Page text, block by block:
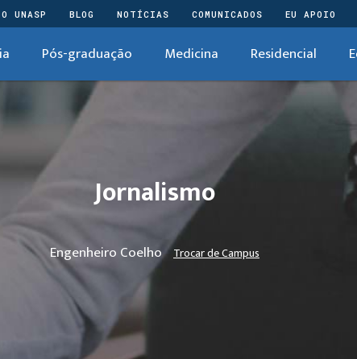
UNASP BLOG NOTÍCIAS COMUNICADOS EU APOIO
Pós-graduação Medicina Residencial
Jornalismo
Engenheiro Coelho Trocar de Campus